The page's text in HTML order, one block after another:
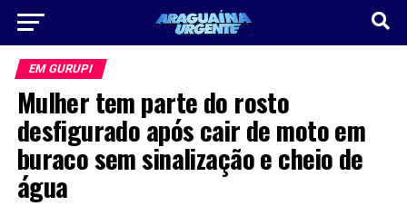
EM GURUPI
Mulher tem parte do rosto
desfigurado após cair de moto em
buraco sem sinalização e cheio de
água